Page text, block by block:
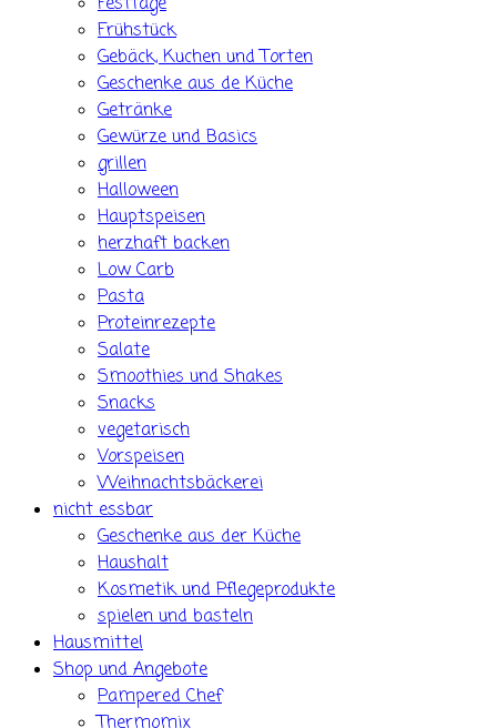
Frühstück
Gebäck, Kuchen und Torten
Geschenke aus de Küche
Getränke
Gewürze und Basics
grillen
Halloween
Hauptspeisen
herzhaft backen
Low Carb
Pasta
Proteinrezepte
Salate
Smoothies und Shakes
Snacks
vegetarisch
Vorspeisen
Weihnachtsbäckerei
nicht essbar
Geschenke aus der Küche
Haushalt
Kosmetik und Pflegeprodukte
spielen und basteln
Hausmittel
Shop und Angebote
Pampered Chef